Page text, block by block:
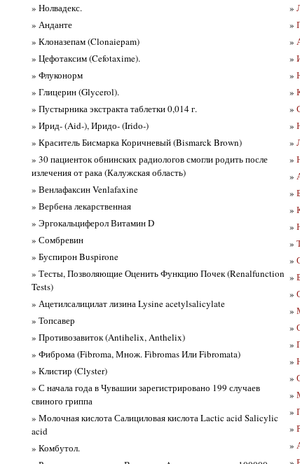
» Нолвадекс.
» Анданте
» Клоназепам (Clonaiepam)
» Цефотаксим (Cefotaxime).
» Флуконорм
» Глицерин (Glycerol).
» Пустырника экстракта таблетки 0,014 г.
» Ирид- (Aid-), Иридо- (Irido-)
» Краситель Бисмарка Коричневый (Bismarck Brown)
» 30 пациенток обнинских радиологов смогли родить после
излечения от рака (Калужская область)
» Венлафаксин Venlafaxine
» Вербена лекарственная
» Эргокальциферол Витамин D
» Сомбревин
» Буспирон Buspirone
» Тесты, Позволяющие Оценить Функцию Почек (Renalfunction
Tests)
» Ацетилсалицилат лизина Lysine acetylsalicylate
» Топсавер
» Противозавиток (Antihelix, Anthelix)
» Фиброма (Fibroma, Множ. Fibromas Или Fibromata)
» Клистир (Clyster)
» С начала года в Чувашии зарегистрировано 199 случаев
свиного гриппа
» Молочная кислота Салициловая кислота Lactic acid Salicylic
acid
» Комбутол.
»
»
»
»
»
»
»
»
»
»
»
»
»
»
»
»
»
»
»
»
»
»
»
»
»
»
»